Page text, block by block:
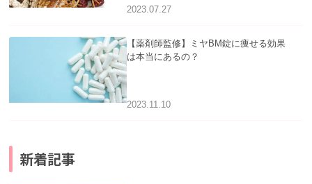
2023.07.27
【薬剤師監修】ミヤBM錠に痩せる効果
は本当にあるの？
2023.11.10
新着記事